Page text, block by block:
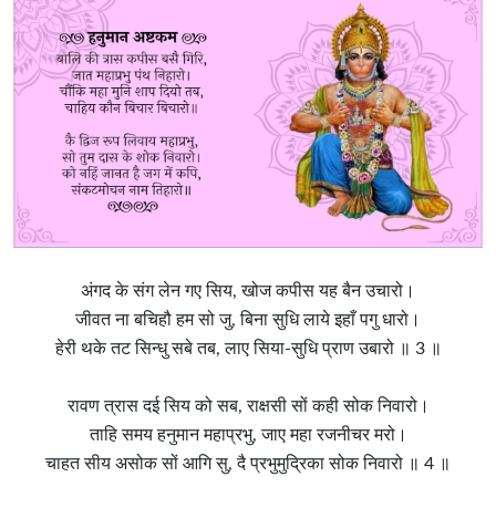
अंगद के संग लेन गए सिय, खोज कपीस यह बैन उचारो।
जीवत ना बचिहौ हम सो जु, बिना सुधि लाये इहाँ पगु धारो।
हेरी थके तट सिन्धु सबे तब, लाए सिया-सुधि प्राण उबारो ॥ 3 ॥
रावण त्रास दई सिय को सब, राक्षसी सों कही सोक निवारो।
ताहि समय हनुमान महाप्रभु, जाए महा रजनीचर मरो।
चाहत सीय असोक सों आगि सु, दै प्रभुमुद्रिका सोक निवारो ॥ 4 ॥